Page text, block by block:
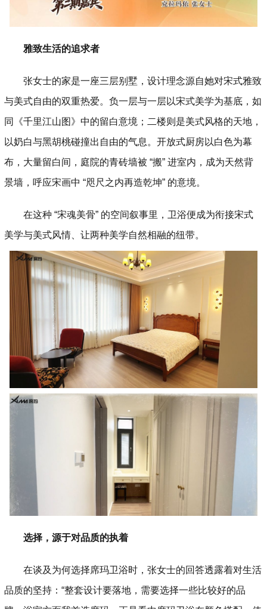
雅致生活的追求者
张女士的家是一座三层别墅，设计理念源自她对宋式雅致
与美式自由的双重热爱。负一层与一层以宋式美学为基底，如
同《千里江山图》中的留白意境；二楼则是美式风格的天地，
以奶白与黑胡桃碰撞出自由的气息。开放式厨房以白色为幕
布，大量留白间，庭院的青砖墙被 “搬” 进室内，成为天然背
景墙，呼应宋画中 “咫尺之内再造乾坤” 的意境。
在这种 “宋魂美骨” 的空间叙事里，卫浴便成为衔接宋式
美学与美式风情、让两种美学自然相融的纽带。
选择，源于对品质的执着
在谈及为何选择席玛卫浴时，张女士的回答透露着对生活
品质的坚持：“整套设计要落地，需要选择一些比较好的品